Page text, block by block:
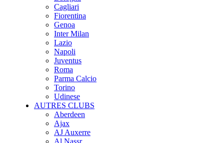
Cagliari
Fiorentina
Genoa
Inter Milan
Lazio
Napoli
Juventus
Roma
Parma Calcio
Torino
Udinese
AUTRES CLUBS
Aberdeen
Ajax
AJ Auxerre
Al Nassr